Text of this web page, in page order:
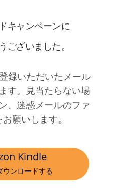
キャンペーンに
ございました。
録いただいたメール
す。見当たらない場
、迷惑メールのファ
願いします。
Kindle
ウンロードする